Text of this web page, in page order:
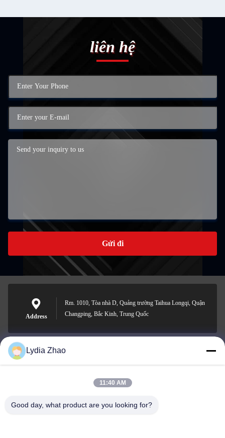
liên hệ
Gửi đi
Address
Rm. 1010, Tòa nhà D, Quảng trường Taihua Longqi, Quận
Changping, Bắc Kinh, Trung Quốc
jesingd@vip.sina.com
Lydia Zhao
11:40 AM
Good day, what product are you looking for?